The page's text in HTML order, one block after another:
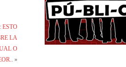
ESTO
LA
O
»